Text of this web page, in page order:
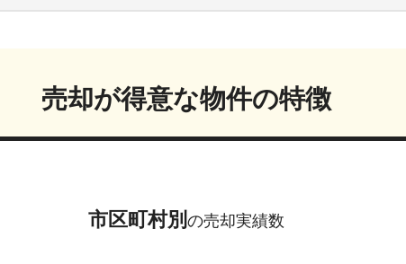
売却が得意な物件の特徴
市区町村別 の売却実績数